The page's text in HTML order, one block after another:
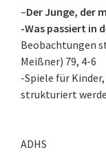
–Der Junge, der
-Was passiert in
Beobachtungen
Meißner) 79, 4-6
-Spiele für
strukturiert
ADHS